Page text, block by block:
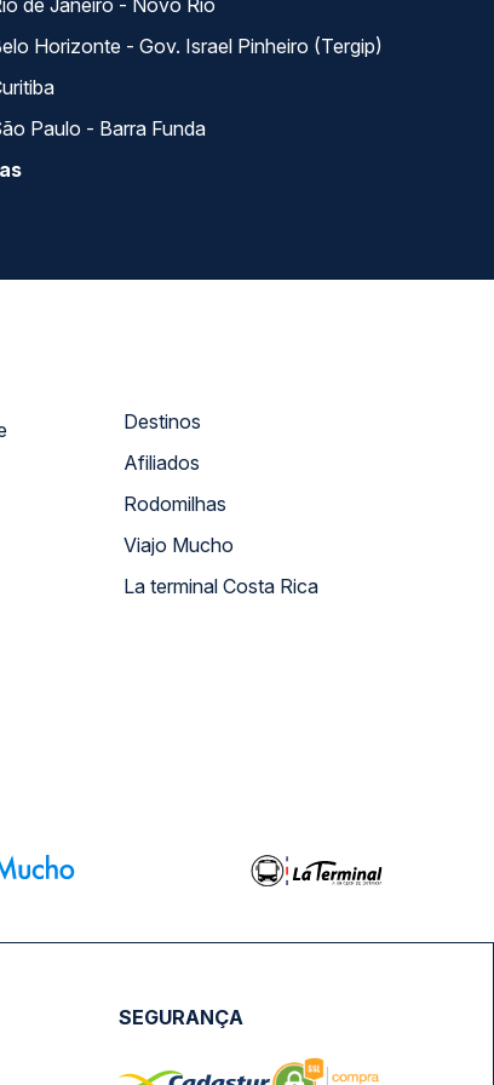
de Janeiro - Novo Rio
Horizonte - Gov. Israel Pinheiro (Tergip)
Paulo - Barra Funda
Destinos
Afiliados
Rodomilhas
Viajo Mucho
La terminal Costa Rica
SEGURANÇA